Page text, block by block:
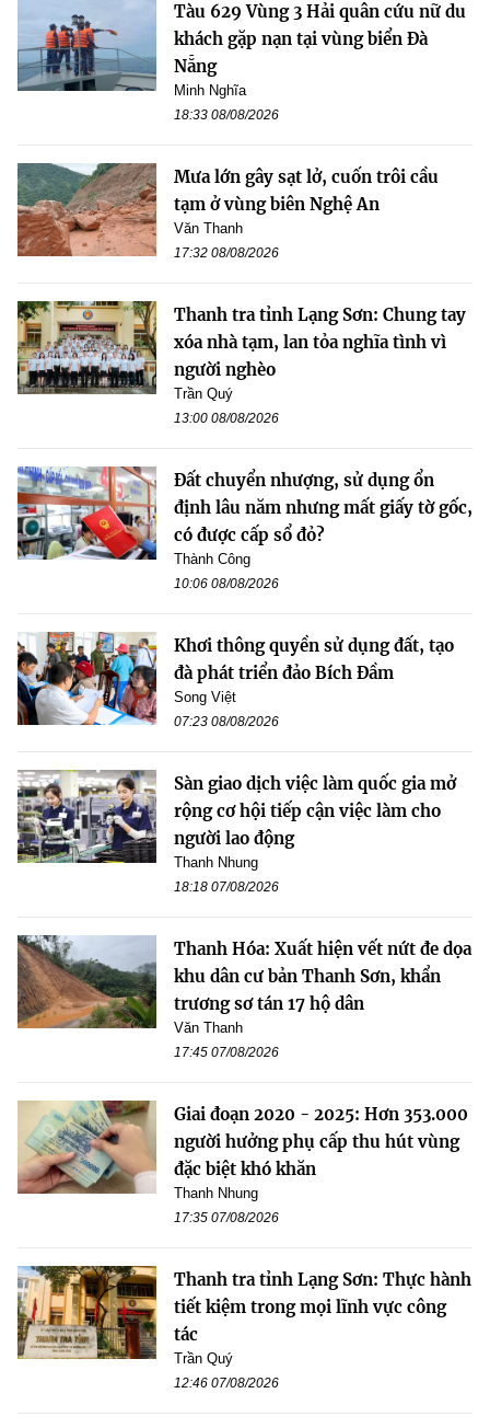
Tàu 629 Vùng 3 Hải quân cứu nữ du
khách gặp nạn tại vùng biển Đà
Nẵng
Minh Nghĩa
18:33 08/08/2026
Mưa lớn gây sạt lở, cuốn trôi cầu
tạm ở vùng biên Nghệ An
Văn Thanh
17:32 08/08/2026
Thanh tra tỉnh Lạng Sơn: Chung tay
xóa nhà tạm, lan tỏa nghĩa tình vì
người nghèo
Trần Quý
13:00 08/08/2026
Đất chuyển nhượng, sử dụng ổn
định lâu năm nhưng mất giấy tờ gốc,
có được cấp sổ đỏ?
Thành Công
10:06 08/08/2026
Khơi thông quyền sử dụng đất, tạo
đà phát triển đảo Bích Đầm
Song Việt
07:23 08/08/2026
Sàn giao dịch việc làm quốc gia mở
rộng cơ hội tiếp cận việc làm cho
người lao động
Thanh Nhung
18:18 07/08/2026
Thanh Hóa: Xuất hiện vết nứt đe dọa
khu dân cư bản Thanh Sơn, khẩn
trương sơ tán 17 hộ dân
Văn Thanh
17:45 07/08/2026
Giai đoạn 2020 - 2025: Hơn 353.000
người hưởng phụ cấp thu hút vùng
đặc biệt khó khăn
Thanh Nhung
17:35 07/08/2026
Thanh tra tỉnh Lạng Sơn: Thực hành
tiết kiệm trong mọi lĩnh vực công
tác
Trần Quý
12:46 07/08/2026